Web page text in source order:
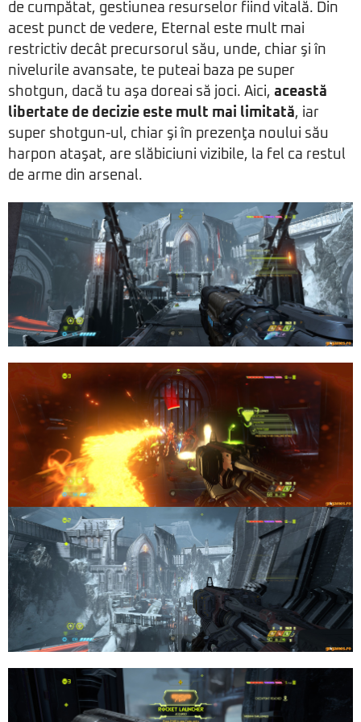
de cumpătat, gestiunea resurselor fiind vitală. Din
acest punct de vedere, Eternal este mult mai
restrictiv decât precursorul său, unde, chiar şi în
nivelurile avansate, te puteai baza pe super
shotgun, dacă tu aşa doreai să joci. Aici, această
libertate de decizie este mult mai limitată, iar
super shotgun-ul, chiar şi în prezenţa noului său
harpon ataşat, are slăbiciuni vizibile, la fel ca restul
de arme din arsenal.